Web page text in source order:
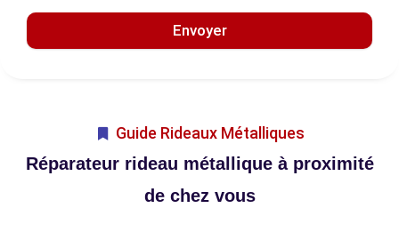
Envoyer
Guide Rideaux Métalliques
Réparateur rideau métallique à proximité
de chez vous